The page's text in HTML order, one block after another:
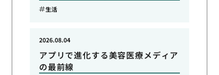
生活
アプリで進化する美容医療メディア
の最前線
2026.08.04